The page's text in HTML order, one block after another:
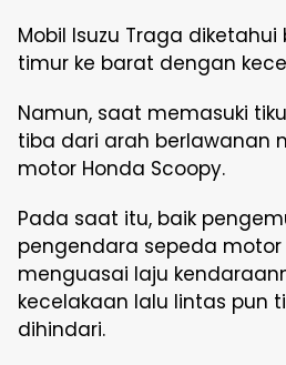
Mobil Isuzu Traga
timur ke barat dengan
Namun, saat memasuki
tiba dari arah berlawanan
motor Honda Scoopy.
Pada saat itu, baik
pengendara sepeda
menguasai laju
kecelakaan lalu lintas pun
dihindari.